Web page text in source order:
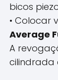
bicos
• Colocar
Average
A
cilindrada